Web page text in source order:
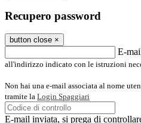
Recupero password
button close ×
E-
all'indirizzo indicato con le istruzioni
Non hai una e-mail associata al nome
tramite la Login Spaggiari
E-mail inviata, si prega di